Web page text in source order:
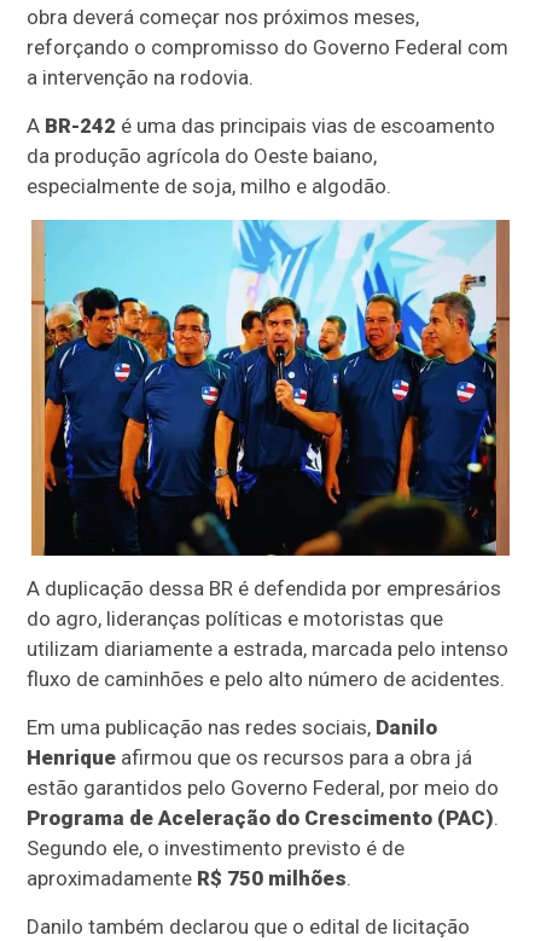
obra deverá começar nos próximos meses,
reforçando o compromisso do Governo Federal com
a intervenção na rodovia.
A BR-242 é uma das principais vias de escoamento
da produção agrícola do Oeste baiano,
especialmente de soja, milho e algodão.
A duplicação dessa BR é defendida por empresários
do agro, lideranças políticas e motoristas que
utilizam diariamente a estrada, marcada pelo intenso
fluxo de caminhões e pelo alto número de acidentes.
Em uma publicação nas redes sociais, Danilo
Henrique afirmou que os recursos para a obra já
estão garantidos pelo Governo Federal, por meio do
Programa de Aceleração do Crescimento (PAC).
Segundo ele, o investimento previsto é de
aproximadamente R$ 750 milhões.
Danilo também declarou que o edital de licitação